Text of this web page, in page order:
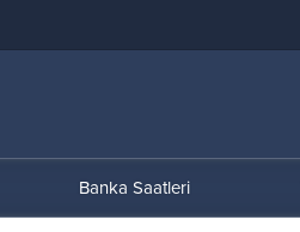
Banka Saatleri